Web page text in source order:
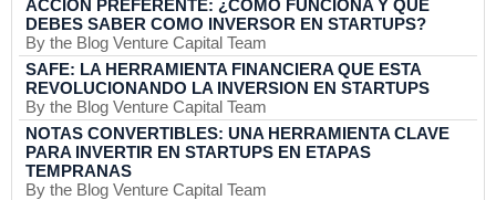
ACCIÓN PREFERENTE: ¿CÓMO FUNCIONA Y QUÉ
DEBES SABER COMO INVERSOR EN STARTUPS?
By the Blog Venture Capital Team
SAFE: LA HERRAMIENTA FINANCIERA QUE ESTA
REVOLUCIONANDO LA INVERSION EN STARTUPS
By the Blog Venture Capital Team
NOTAS CONVERTIBLES: UNA HERRAMIENTA CLAVE
PARA INVERTIR EN STARTUPS EN ETAPAS
TEMPRANAS
By the Blog Venture Capital Team